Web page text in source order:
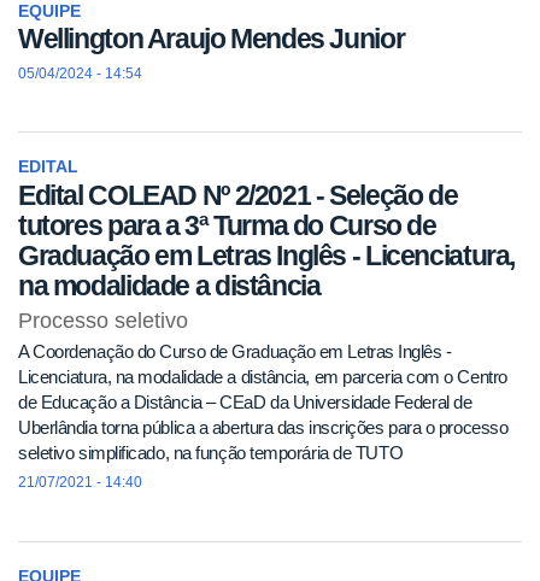
EQUIPE
Wellington Araujo Mendes Junior
05/04/2024 - 14:54
EDITAL
Edital COLEAD Nº 2/2021 - Seleção de
tutores para a 3ª Turma do Curso de
Graduação em Letras Inglês - Licenciatura,
na modalidade a distância
Processo seletivo
A Coordenação do Curso de Graduação em Letras Inglês -
Licenciatura, na modalidade a distância, em parceria com o Centro
de Educação a Distância – CEaD da Universidade Federal de
Uberlândia torna pública a abertura das inscrições para o processo
seletivo simplificado, na função temporária de TUTO
21/07/2021 - 14:40
EQUIPE